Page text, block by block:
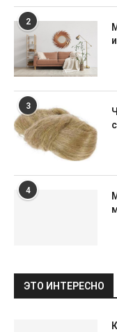
2
3
4
ЭТО ИНТЕРЕСНО